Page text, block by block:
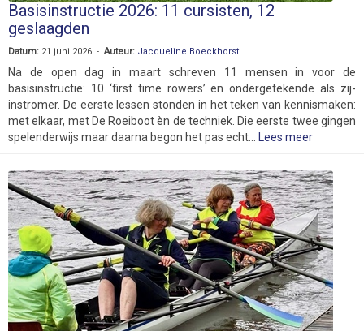
Basisinstructie 2026: 11 cursisten, 12
geslaagden
Datum: 21 juni 2026 -Auteur: Jacqueline Boeckhorst
Na de open dag in maart schreven 11 mensen in voor de
basisinstructie: 10 ‘first time rowers’ en ondergetekende als zij-
instromer. De eerste lessen stonden in het teken van kennismaken:
met elkaar, met De Roeiboot èn de techniek. Die eerste twee gingen
spelenderwijs maar daarna begon het pas echt...
Lees meer